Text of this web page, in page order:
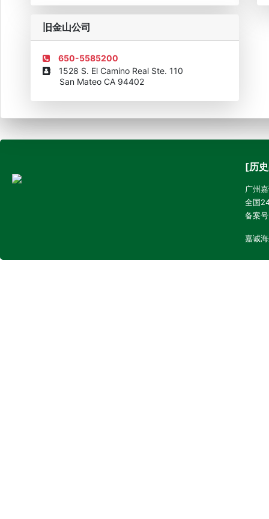
旧金山公司
650-5585200
1528 S. El Camino Real Ste. 110
San Mateo CA 94402
[历
广州
全国
备案
嘉诚